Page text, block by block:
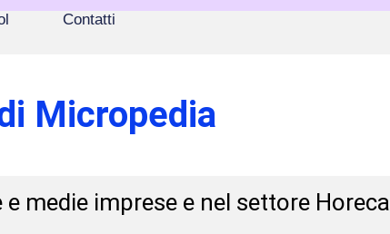
Contatti
Micropedia
e medie imprese e nel settore Horeca